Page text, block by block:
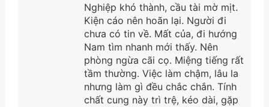
Nghiệp khó thành, cầu tài mờ mịt.
Kiện cáo nên hoãn lại. Người đi
chưa có tin về. Mất của, đi hướng
Nam tìm nhanh mới thấy. Nên
phòng ngừa cãi cọ. Miệng tiếng rất
tầm thường. Việc làm chậm, lâu la
nhưng làm gì đều chắc chắn. Tính
chất cung này trì trệ, kéo dài, gặp